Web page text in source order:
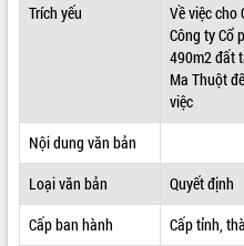
VĂN BẢN HĐND TỈNH
Trích yếu
Về việc cho
Công ty Cổ
490m2 đất
Ma Thuột
việc
Nội dung văn bản
Loại văn bản
Quyết định
Cấp ban hành
Cấp tỉnh,